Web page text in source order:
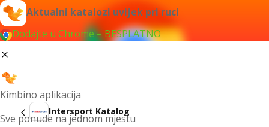
Aktualni katalozi uvijek pri ruci
Dodajte u Chrome – BESPLATNO
Kimbino aplikacija
Sve ponude na jednom mjestu
Intersport Katalog